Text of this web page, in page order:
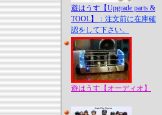
遊はうす【Upgrade parts &
TOOL】
：注文前に在庫確
認をして下さい。
遊はうす【オーディオ】